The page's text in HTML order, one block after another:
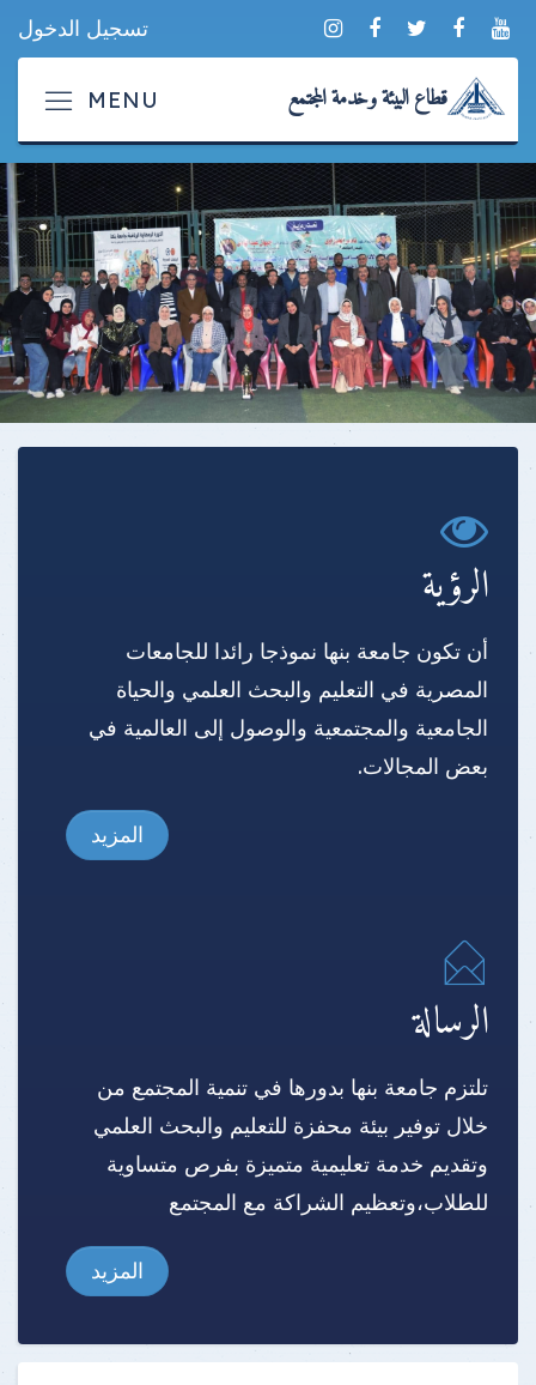
تسجيل الدخول
قطاع البيئة وخدمة المجتمع
الرؤية
أن تكون جامعة بنها نموذجا رائدا للجامعات
المصرية في التعليم والبحث العلمي والحياة
الجامعية والمجتمعية والوصول إلى العالمية في
بعض المجالات.
المزيد
الرسالة
تلتزم جامعة بنها بدورها في تنمية المجتمع من
خلال توفير بيئة محفزة للتعليم والبحث العلمي
وتقديم خدمة تعليمية متميزة بفرص متساوية
للطلاب،وتعظيم الشراكة مع المجتمع
المزيد